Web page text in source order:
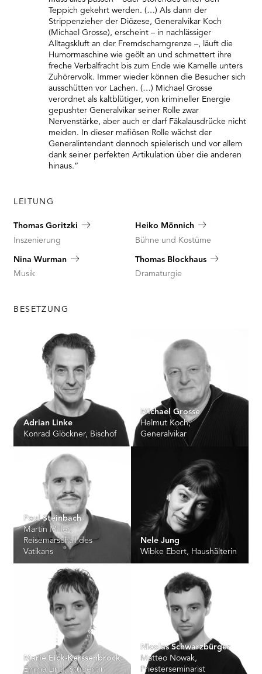
Teppich gekehrt werden. (…) Als dann der
Strippenzieher der Diözese, Generalvikar Koch
(Michael Grosse), erscheint – in nachlässiger
Alltagskluft an der Fremdschamgrenze –, läuft die
Humormaschine wie geölt an und schmettert ihre
freche Verbalfracht bis zum Ende wie Kamelle unters
Zuhörervolk. Immer wieder können die Besucher sich
ausschütten vor Lachen. (…) Michael Grosse
verordnet als kaltblütiger, von krimineller Energie
gepushter Generalvikar seiner Rolle zwar
Nervenstärke, aber auch er darf Fäkalausdrücke nicht
meiden. In dieser mafiösen Rolle wächst der
Generalintendant dennoch spielerisch und vor allem
dank seiner perfekten Artikulation über die anderen
hinaus.”
LEITUNG
Thomas Goritzki
Inszenierung
Heiko Mönnich
Bühne und Kostüme
Nina Wurman
Musik
Thomas Blockhaus
Dramaturgie
BESETZUNG
Adrian Linke
Konrad Glöckner, Bischof
Michael Grosse
Helmut Koch,
Generalvikar
Paul Steinbach
Martin Miller,
Reisemarschall des
Vatikans
Nele Jung
Wibke Ebert, Haushälterin
Marie Eick-Kerssenbrock
Emma Lind, Studentin
Nicolas Schwarzbürger
Matteo Nowak,
Priesterseminarist